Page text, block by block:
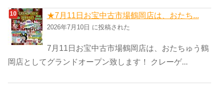
★7月11日お宝中古市場鶴岡店は、おたち...
2026年7月10日 に投稿された
7月11日お宝中古市場鶴岡店は、おたちゅう鶴
岡店としてグランドオープン致します！ クレーゲ...